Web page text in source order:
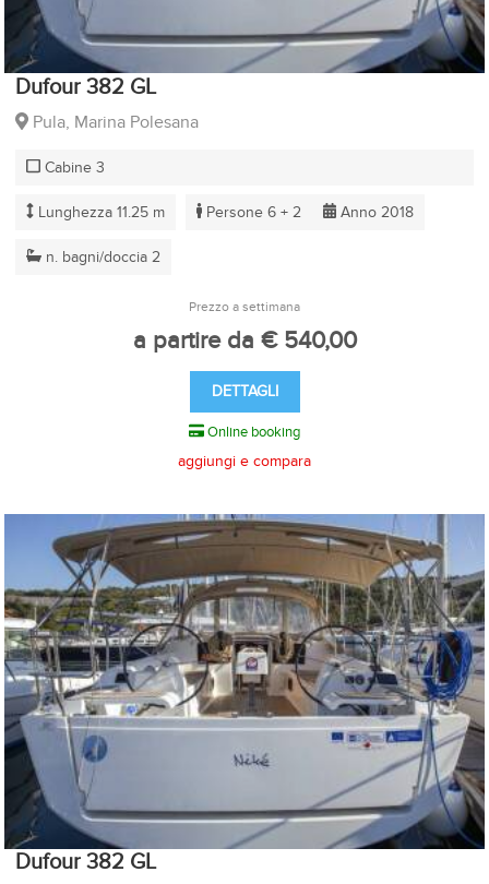
Dufour 382 GL
Pula, Marina Polesana
Cabine 3
Lunghezza 11.25 m Persone 6 + 2 Anno 2018
n. bagni/doccia 2
Prezzo a settimana
a partire da € 540,00
DETTAGLI
Online booking
aggiungi e compara
Dufour 382 GL